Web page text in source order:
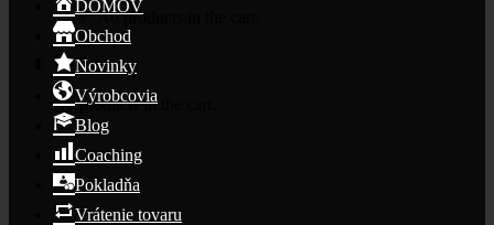
No products in the cart.
Cart
No products in the cart.
DOMOV
Obchod
Novinky
Výrobcovia
Blog
Coaching
Pokladňa
Vrátenie tovaru